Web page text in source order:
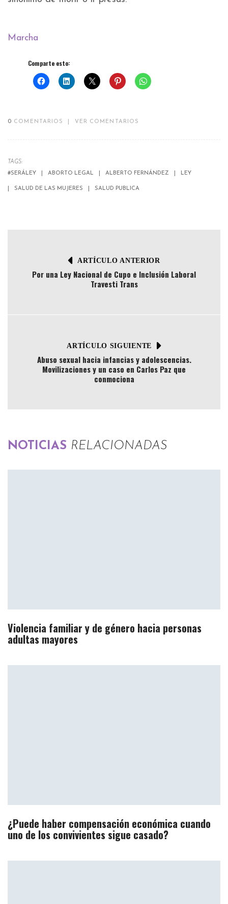
Marcha
Comparte esto:
0 COMENTARIOS VER COMENTARIOS
TAGS:
#SERÁLEY
ABORTO LEGAL ALBERTO FERNÁNDEZ LEY
SALUD DE LAS MUJERES SALUD PUBLICA
ARTÍCULO ANTERIOR
Por una Ley Nacional de Cupo e Inclusión Laboral
Travesti Trans
ARTÍCULO SIGUIENTE
Abuso sexual hacia infancias y adolescencias.
Movilizaciones y un caso en Carlos Paz que
conmociona
NOTICIAS RELACIONADAS
Violencia familiar y de género hacia personas
adultas mayores
¿Puede haber compensación económica cuando
uno de los convivientes sigue casado?